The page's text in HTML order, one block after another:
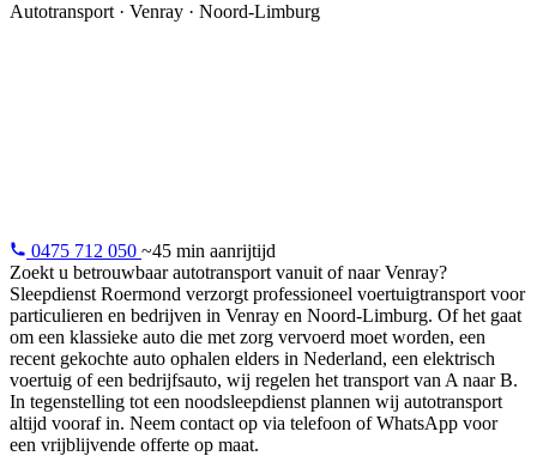
Autotransport · Venray · Noord-Limburg
0475 712 050 ~45 min aanrijtijd
Zoekt u betrouwbaar autotransport vanuit of naar Venray?
Sleepdienst Roermond verzorgt professioneel voertuigtransport voor
particulieren en bedrijven in Venray en Noord-Limburg. Of het gaat
om een klassieke auto die met zorg vervoerd moet worden, een
recent gekochte auto ophalen elders in Nederland, een elektrisch
voertuig of een bedrijfsauto, wij regelen het transport van A naar B.
In tegenstelling tot een noodsleepdienst plannen wij autotransport
altijd vooraf in. Neem contact op via telefoon of WhatsApp voor
een vrijblijvende offerte op maat.